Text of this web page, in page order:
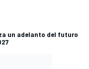
un adelanto del futuro